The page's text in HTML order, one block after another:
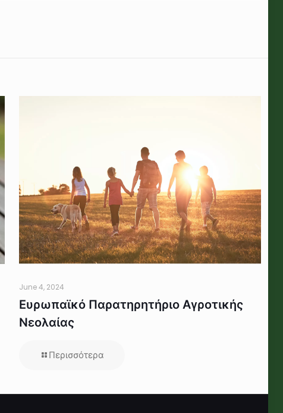
June 4, 2024
Ευρωπαϊκό Παρατηρητήριο Αγροτικής
Νεολαίας
Περισσότερα